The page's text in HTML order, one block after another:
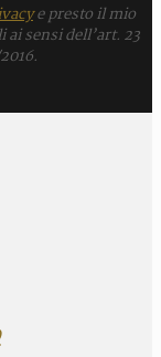
e presto il mio
sensi dell’art. 23